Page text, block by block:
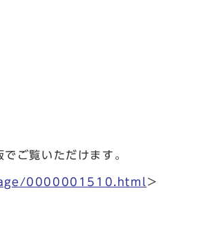
ご覧いただけます。
0000001510.html ＞